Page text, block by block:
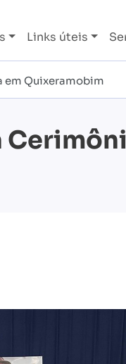
Links úteis
em Quixeramobim